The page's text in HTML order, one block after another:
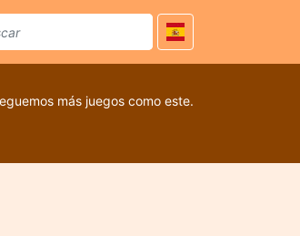
más juegos como este.